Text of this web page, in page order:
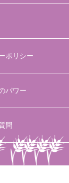
ポリシー
パワー
問